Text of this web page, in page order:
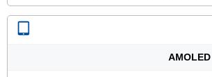
AMOLED